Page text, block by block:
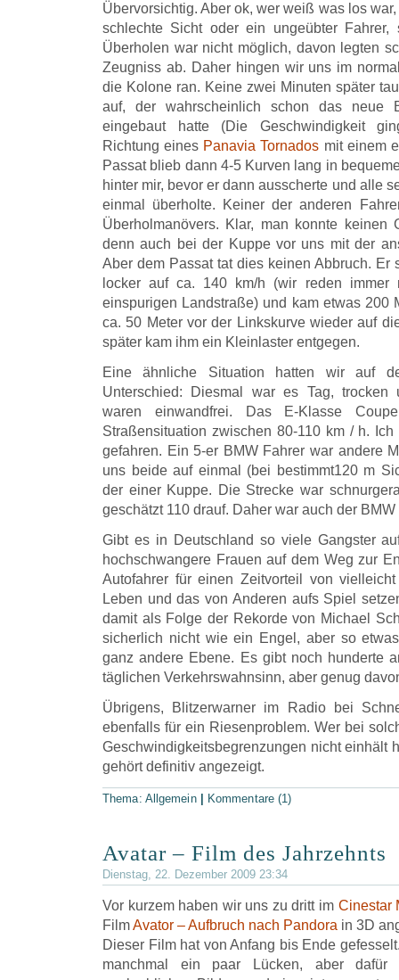
Übervorsichtig. Aber ok, wer weiß was los
schlechte Sicht oder ein ungeübter Fahrer,
Überholen war nicht möglich, davon legten
Zeugniss ab. Daher hingen wir uns im
die Kolone ran. Keine zwei Minuten später
auf, der wahrscheinlich schon das neue
eingebaut hatte (Die Geschwindigkeit
Richtung eines Panavia Tornados mit einem
Passat blieb dann 4-5 Kurven lang in
hinter mir, bevor er dann ausscherte und alle
einmal überholte. Keiner der anderen
Überholmanövers. Klar, man konnte keinen
denn auch bei der Kuppe vor uns mit der
Aber dem Passat tat dies keinen Abbruch. Er
locker auf ca. 140 km/h (wir reden immer
einspurigen Landstraße) und kam etwas 200
ca. 50 Meter vor der Linkskurve wieder auf
später kam ihm ein Kleinlaster entgegen.
Eine ähnliche Situation hatten wir auf
Unterschied: Diesmal war es Tag, trocken
waren einwandfrei. Das E-Klasse
Straßensituation zwischen 80-110 km / h.
gefahren. Ein 5-er BMW Fahrer war andere
uns beide auf einmal (bei bestimmt120 m
der einer Kuppe. Die Strecke war
geschätzt 110 drauf. Daher war auch der
Gibt es in Deutschland so viele Gangster
hochschwangere Frauen auf dem Weg zur
Autofahrer für einen Zeitvorteil von
Leben und das von Anderen aufs Spiel
damit als Folge der Rekorde von Michael
sicherlich nicht wie ein Engel, aber so
ganz andere Ebene. Es gibt noch hunderte
täglichen Verkehrswahnsinn, aber genug
Übrigens, Blitzerwarner im Radio bei
ebenfalls für ein Riesenproblem. Wer bei
Geschwindigkeitsbegrenzungen nicht einhält
gehört definitiv angezeigt.
Thema: Allgemein Kommentare (1)
Avatar – Film des Jahrzehnts
Dienstag, 22. Dezember 2009 23:34
Vor kurzem haben wir uns zu dritt im Cinestar
FilmAvator – Aufbruch nach Pandora in 3D
Dieser Film hat von Anfang bis Ende
manchmal ein paar Lücken, aber